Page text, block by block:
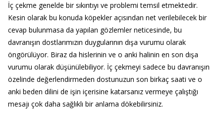
İç çekme genelde bir sıkıntıyı ve problemi temsil etmektedir.
Kesin olarak bu konuda köpekler açısından net verilebilecek bir
cevap bulunmasa da yapılan gözlemler neticesinde, bu
davranışın dostlarımızın duygularının dışa vurumu olarak
öngörülüyor. Biraz da hislerinin ve o anki halinin en son dışa
vurumu olarak düşünülebiliyor. İç çekmeyi sadece bu davranışın
özelinde değerlendirmeden dostunuzun son birkaç saati ve o
anki beden dilini de işin içerisine katarsanız vermeye çalıştığı
mesajı çok daha sağlıklı bir anlama dökebilirsiniz.